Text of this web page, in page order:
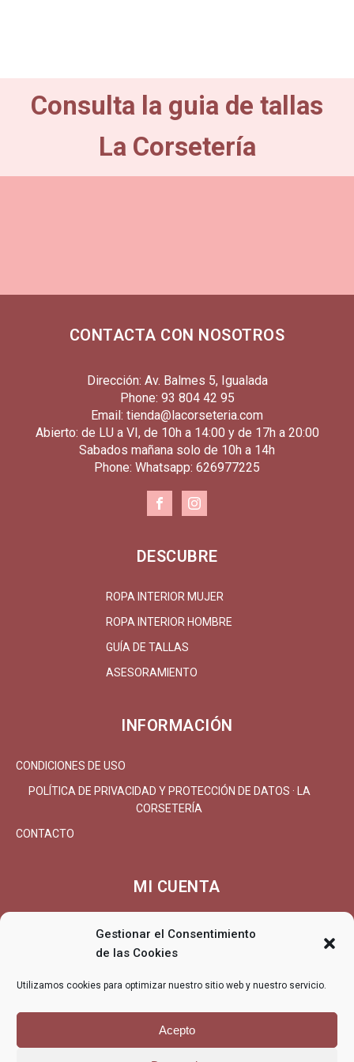
Gestionar el Consentimiento
de las Cookies
Utilizamos cookies para optimizar nuestro sitio web y nuestro servicio.
Acepto
Consulta la guia de tallas
La Corsetería
CONTACTA CON NOSOTROS
Dirección: Av. Balmes 5, Igualada
Phone: 93 804 42 95
Email: tienda@lacorseteria.com
Abierto: de LU a VI, de 10h a 14:00 y de 17h a 20:00
Sabados mañana solo de 10h a 14h
Phone: Whatsapp: 626977225
DESCUBRE
ROPA INTERIOR MUJER
ROPA INTERIOR HOMBRE
GUÍA DE TALLAS
ASESORAMIENTO
INFORMACIÓN
CONDICIONES DE USO
POLÍTICA DE PRIVACIDAD Y PROTECCIÓN DE DATOS · LA
CORSETERÍA
CONTACTO
MI CUENTA
MI CUENTA/REGISTRARSE
CARRITO
DEVOLUCIONES/REEMBOLSO